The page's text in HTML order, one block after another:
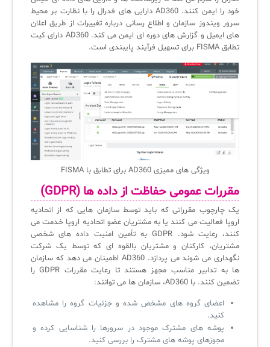
خود را ایمن کنند. AD360 دارایی های فدرال را با نظارت بر محیط
سرور ویندوز سازمان و اطلاع رسانی درباره تغییرات از طریق اعلان
های ایمیل و گزارش های دوره ای ایمن می کند. AD360 دارای کیت
تطابق FISMA برای تسهیل فرآیند پایبندی است.
ویژگی های ممیزی AD360 برای تطابق با FISMA
مقررات عمومی حفاظت از داده ها (GDPR)
یک چارچوب مقرراتی که باید توسط سازمان هایی که از اتحادیه
اروپا فعالیت می کنند یا به مشتریان عضو اتحادیه اروپا خدمت می
کنند، رعایت شود. GDPR به تأمین امنیت داده های شخصی
مشتریان، کارکنان و مشتریان بالقوه ای که توسط یک شرکت
نگهداری می شوند می پردازد. AD360 اطمینان می دهد که سازمان
ها به تدابیر مناسب مجهز هستند تا رعایت مقررات GDPR را
تضمین کنند. با AD360، سازمان ها می توانند:
اعضای گروه های مشخص شده و جزئیات گروه را مشاهده
کنید.
پوشه های مشترک موجود در سرورها را شناسایی کرده و
مجوزهای پوشه های مشترک را بررسی کنید.